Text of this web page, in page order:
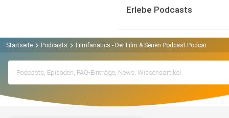
Erlebe Podcasts
Startseite Podcasts Filmfanatics - Der Film & Serien Podcast Podcast